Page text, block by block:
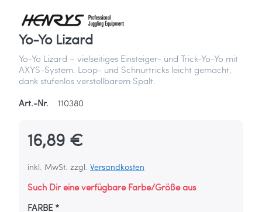
Yo-Yo Lizard
Yo-Yo Lizard – vielseitiges Einsteiger- und Trick-Yo-Yo mit
AXYS-System. Loop- und Schnurtricks leicht gemacht,
dank stufenlos verstellbarem Spalt.
Art.-Nr.
110380
16,89 €
inkl. MwSt. zzgl. Versandkosten
Such Dir eine verfügbare Farbe/Größe aus
FARBE